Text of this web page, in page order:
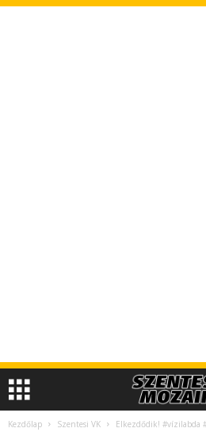
Kezdőlap Szentesi VK
Elkezdődik! #vízilabda